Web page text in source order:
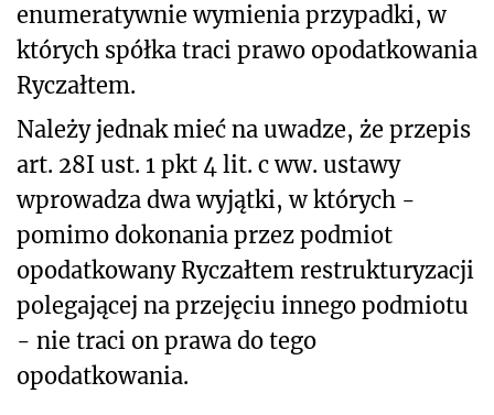
enumeratywnie wymienia przypadki, w
których spółka traci prawo opodatkowania
Ryczałtem.
Należy jednak mieć na uwadze, że przepis
art. 28I ust. 1 pkt 4 lit. c ww. ustawy
wprowadza dwa wyjątki, w których -
pomimo dokonania przez podmiot
opodatkowany Ryczałtem restrukturyzacji
polegającej na przejęciu innego podmiotu
- nie traci on prawa do tego
opodatkowania.